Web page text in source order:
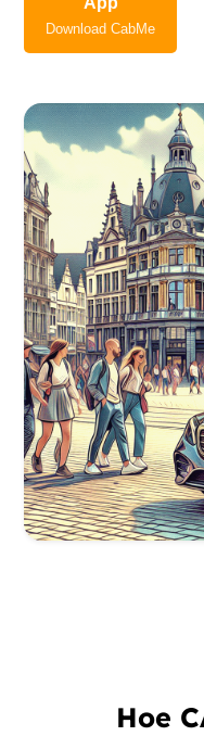
Download CabMe
Hoe